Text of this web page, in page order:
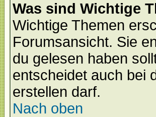
Was sind Wichtige
Wichtige Themen
Forumsansicht. Sie
du gelesen haben
entscheidet auch bei
erstellen darf.
Nach oben